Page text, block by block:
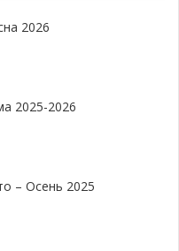
2026
2025-2026
– Осень 2025